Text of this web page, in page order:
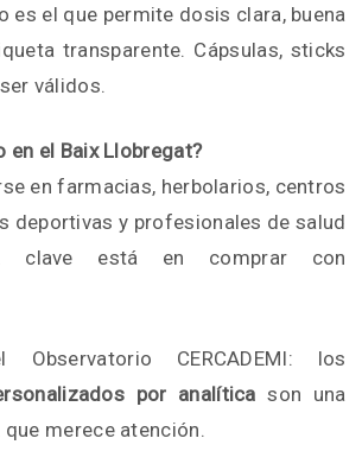
es el que permite dosis clara, buena
transparente. Cápsulas, sticks
válidos.
en el Baix Llobregat?
en farmacias, herbolarios, centros
deportivas y profesionales de salud
clave está en comprar con
Observatorio CERCADEMI: los
por analítica son una
merece atención.